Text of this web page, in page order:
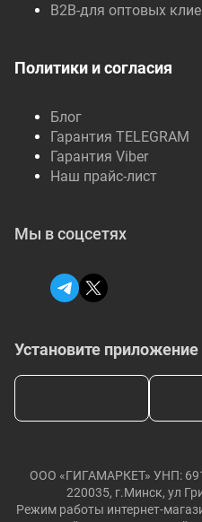
B2B-для оптовых
Политики и согласия
Блог
Гарантия TELEGRAM
Гарантия Viber
Наш прайс-лист
Установите приложение
Мы в соцсетях
ООО «ГИГАМАРКЕТ» УНП:
220035, г.Минск, ул
Режим работы интернет-